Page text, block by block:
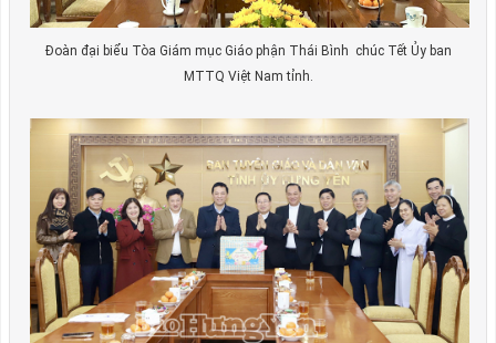
Đoàn đại biểu Tòa Giám mục Giáo phận Thái Bình chúc Tết Ủy ban
MTTQ Việt Nam tỉnh.